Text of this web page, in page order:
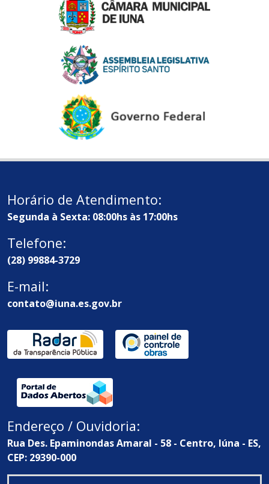
Horário de Atendimento:
Segunda à Sexta: 08:00hs às 17:00hs
Telefone:
(28) 99884-3729
E-mail:
contato@iuna.es.gov.br
Endereço / Ouvidoria:
Rua Des. Epaminondas Amaral - 58 - Centro, Iúna - ES,
CEP: 29390-000